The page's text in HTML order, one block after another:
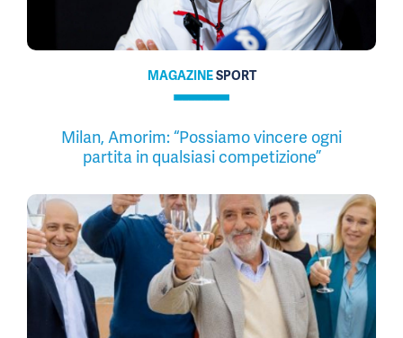
MAGAZINESPORT
Milan, Amorim: “Possiamo vincere ogni
partita in qualsiasi competizione”